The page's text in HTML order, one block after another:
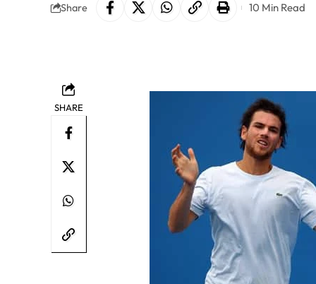
Share 10 Min Read
SHARE